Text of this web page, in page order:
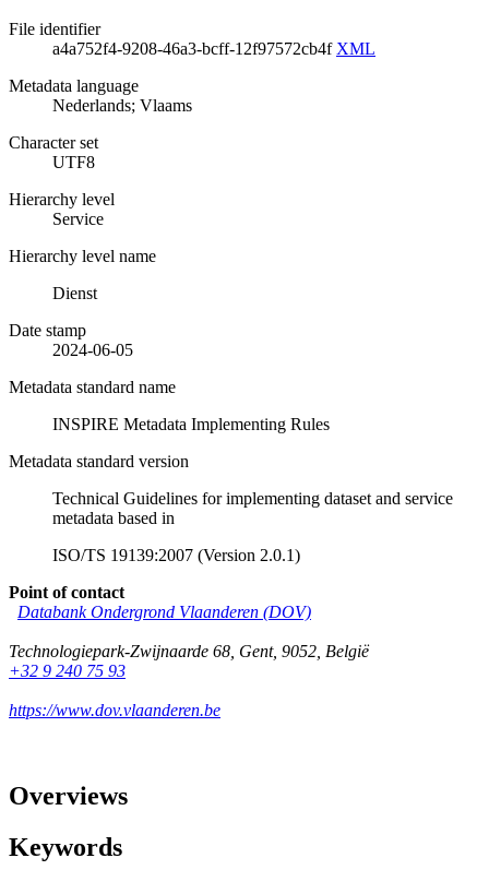
File identifier
a4a752f4-9208-46a3-bcff-12f97572cb4f XML
Metadata language
Nederlands; Vlaams
Character set
UTF8
Hierarchy level
Service
Hierarchy level name
Dienst
Date stamp
2024-06-05
Metadata standard name
INSPIRE Metadata Implementing Rules
Metadata standard version
Technical Guidelines for implementing dataset and service
metadata based in
ISO/TS 19139:2007 (Version 2.0.1)
Point of contact
Databank Ondergrond Vlaanderen (DOV)
Technologiepark-Zwijnaarde 68 Gent, 9052 België
+32 9 240 75 93
https://www.dov.vlaanderen.be
Overviews
Keywords